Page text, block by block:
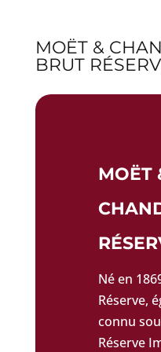
MOËT &
BRUT
MOËT
Né en
Réserve,
connu
Réserve